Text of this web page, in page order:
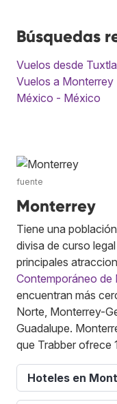
Búsquedas
Vuelos desde
Vuelos a Monterrey
México - México
fuente
Monterrey
Tiene una
divisa de curso
principales
Contemporáneo de
encuentran más
Norte, Monterrey-
Guadalupe.
que Trabber ofrece
Hoteles en